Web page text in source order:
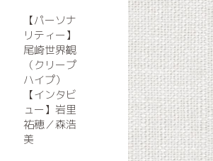
【パーソナ
リティー】
尾崎世界観
（クリープ
ハイプ）
【インタビ
ュー】岩里
祐穂／森浩
美